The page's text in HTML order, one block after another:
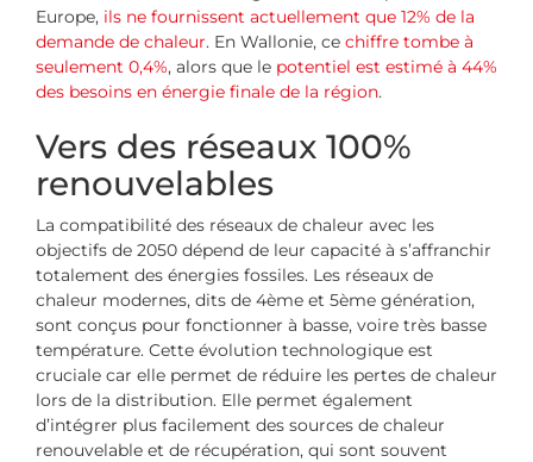
Europe, ils ne fournissent actuellement que 12% de la
demande de chaleur. En Wallonie, ce chiffre tombe à
seulement 0,4%, alors que le potentiel est estimé à 44%
des besoins en énergie finale de la région.
Vers des réseaux 100%
renouvelables
La compatibilité des réseaux de chaleur avec les
objectifs de 2050 dépend de leur capacité à s’affranchir
totalement des énergies fossiles. Les réseaux de
chaleur modernes, dits de 4ème et 5ème génération,
sont conçus pour fonctionner à basse, voire très basse
température. Cette évolution technologique est
cruciale car elle permet de réduire les pertes de chaleur
lors de la distribution. Elle permet également
d’intégrer plus facilement des sources de chaleur
renouvelable et de récupération, qui sont souvent